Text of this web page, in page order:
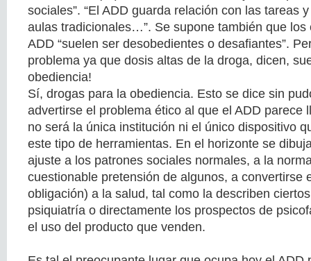
sociales”. “El ADD guarda relación con las tareas
aulas tradicionales…”. Se supone también que los
ADD “suelen ser desobedientes o desafiantes”.
problema ya que dosis altas de la droga, dicen,
obediencia!
Sí, drogas para la obediencia. Esto se dice sin
advertirse el problema ético al que el ADD parece
no será la única institución ni el único dispositivo
este tipo de herramientas. En el horizonte se
ajuste a los patrones sociales normales, a la
cuestionable pretensión de algunos, a convertirse
obligación) a la salud, tal como la describen
psiquiatría o directamente los prospectos de
el uso del producto que venden.